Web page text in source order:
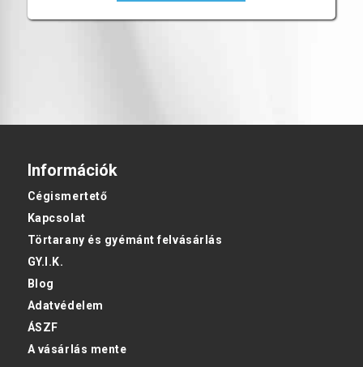
Információk
Cégismertető
Kapcsolat
Törtarany és gyémánt felvásárlás
GY.I.K.
Blog
Adatvédelem
ÁSZF
A vásárlás mente